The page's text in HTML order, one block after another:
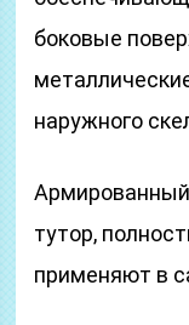
боковые
наружного
тутор,
применяют в